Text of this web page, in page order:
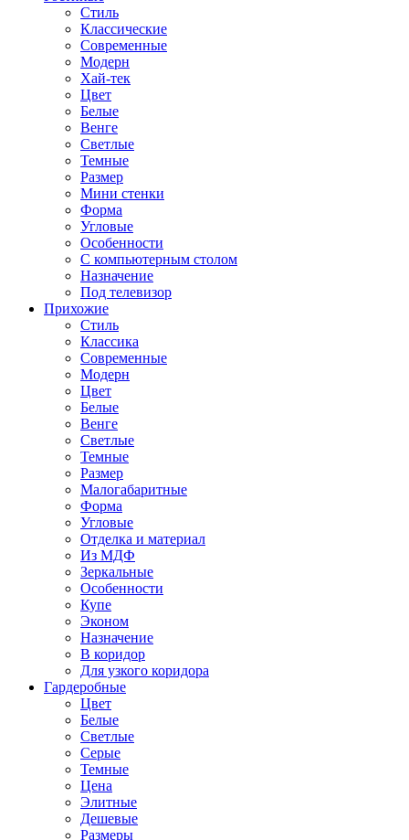
Стиль
Классические
Современные
Модерн
Хай-тек
Цвет
Белые
Венге
Светлые
Темные
Размер
Мини стенки
Форма
Угловые
Особенности
С компьютерным столом
Назначение
Под телевизор
Прихожие
Стиль
Классика
Современные
Модерн
Цвет
Белые
Венге
Светлые
Темные
Размер
Малогабаритные
Форма
Угловые
Отделка и материал
Из МДФ
Зеркальные
Особенности
Купе
Эконом
Назначение
В коридор
Для узкого коридора
Гардеробные
Цвет
Белые
Светлые
Серые
Темные
Цена
Элитные
Дешевые
Размеры